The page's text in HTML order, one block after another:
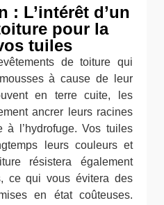
: L’intérêt d’un
pour la
tuiles
de toiture qui
à cause de leur
en terre cuite, les
ancrer leurs racines
à l’hydrofuge. Vos tuiles
leurs couleurs et
résistera également
ce qui vous évitera des
en état coûteuses.